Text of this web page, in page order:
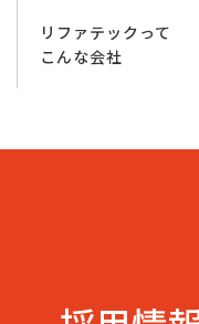
リファテックって
こんな会社